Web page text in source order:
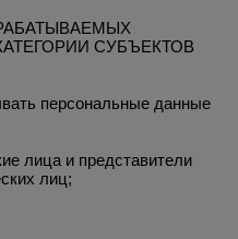
СУБЪЕКТОВ
персональные данные
лица и представители
лиц;